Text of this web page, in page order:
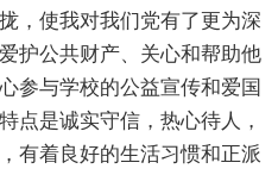
，使我对我们党有了更为深
护公共财产、关心和帮助他
参与学校的公益宣传和爱国
点是诚实守信，热心待人，
有着良好的生活习惯和正派